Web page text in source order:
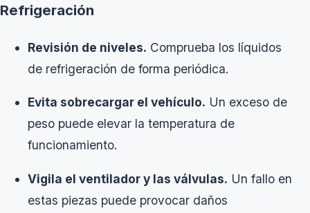
Refrigeración
Revisión de niveles. Comprueba los líquidos
de refrigeración de forma periódica.
Evita sobrecargar el vehículo. Un exceso de
peso puede elevar la temperatura de
funcionamiento.
Vigila el ventilador y las válvulas. Un fallo en
estas piezas puede provocar daños